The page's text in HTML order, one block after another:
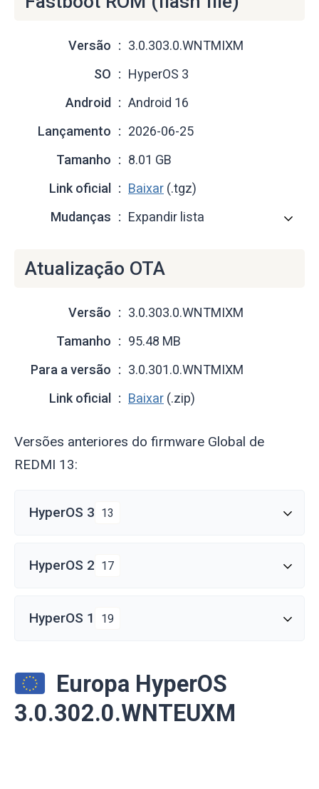
Versão
3.0.303.0.WNTMIXM
SO
HyperOS 3
Android
Android 16
Lançamento
2026-06-25
Tamanho
8.01 GB
Link oficial
Baixar (.tgz)
Mudanças
Expandir lista
Atualização OTA
Versão
3.0.303.0.WNTMIXM
Tamanho
95.48 MB
Para a versão
3.0.301.0.WNTMIXM
Link oficial
Baixar (.zip)
Versões anteriores do firmware Global de
REDMI 13:
HyperOS 3 13
HyperOS 2 17
HyperOS 1 19
Europa HyperOS
3.0.302.0.WNTEUXM